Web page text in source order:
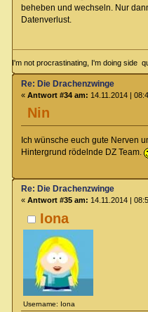
beheben und wechseln. Nur
Datenverlust.
I'm not procrastinating, I'm doing side
Nin
Re: Die Drachenzwinge
« Antwort #34 am: 14.11.2014 |
Ich wünsche euch gute Nerven
Hintergrund rödelnde DZ Team.
Iona
Username: Iona
Re: Die Drachenzwinge
« Antwort #35 am: 14.11.2014 |